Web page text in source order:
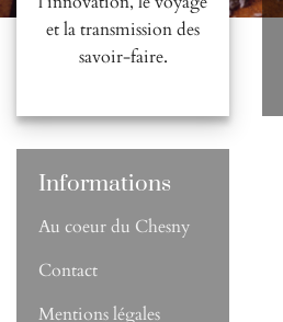
et la transmission des
savoir-faire.
Informations
Au coeur du Chesny
Contact
Mentions légales